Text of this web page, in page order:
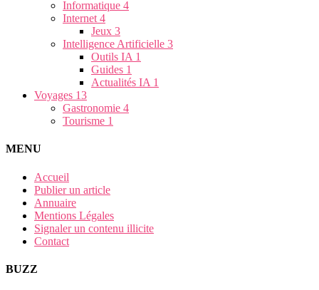
Informatique 4
Internet 4
Jeux 3
Intelligence Artificielle 3
Outils IA 1
Guides 1
Actualités IA 1
Voyages 13
Gastronomie 4
Tourisme 1
MENU
Accueil
Publier un article
Annuaire
Mentions Légales
Signaler un contenu illicite
Contact
BUZZ